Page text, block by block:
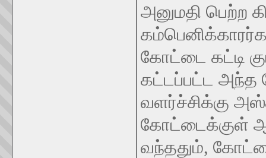
அனுமதி பெற்ற
கோட்டை கட்டி
கட்டப்பட்ட அந்த
வளர்ச்சிக்கு
கோட்டைக்குள்
வந்ததும்,